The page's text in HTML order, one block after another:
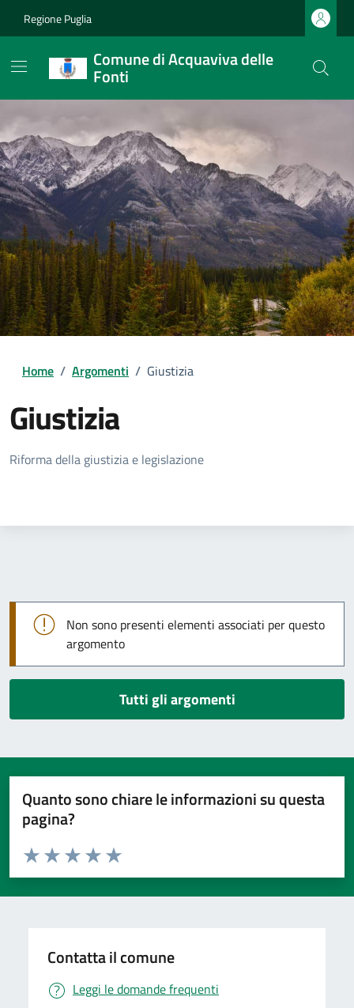
Regione Puglia
Comune di Acquaviva delle
Fonti
Home / Argomenti / Giustizia
Giustizia
Dettagli della notizia
Riforma della giustizia e legislazione
Non sono presenti elementi associati per questo
argomento
Tutti gli argomenti
Quanto sono chiare le informazioni su questa
pagina?
Valuta da 1 a 5 stelle la pagina
Valuta 5 stelle su 5
Valuta 4 stelle su 5
Valuta 3 stelle su 5
Valuta 2 stelle su 5
Valuta 1 stelle su 5
Contatta il comune
Leggi le domande frequenti